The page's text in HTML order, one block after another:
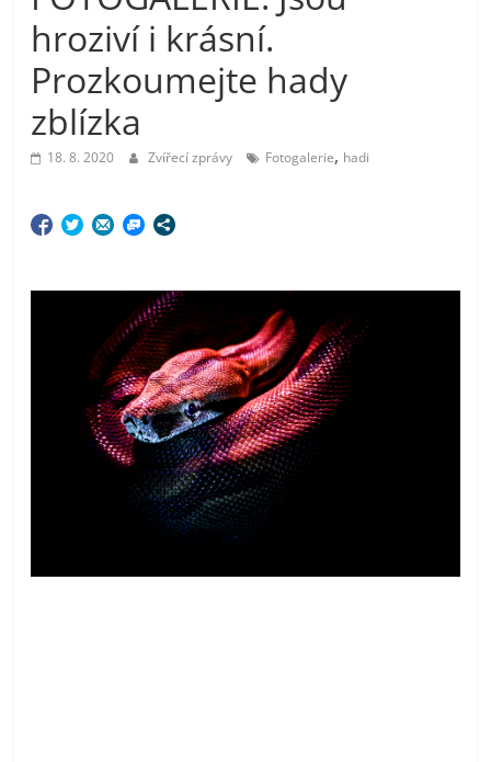
hroziví i krásní.
Prozkoumejte hady
zblízka
18. 8. 2020 Zvířecí zprávy Fotogalerie, hadi